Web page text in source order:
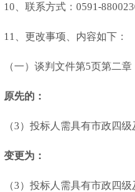
10、联系方式：0591-
11、更改事项、内容如下：
（一）谈判文件第5页第二
原先的：
（3）投标人需具有市政四
变更为：
（3）投标人需具有市政四